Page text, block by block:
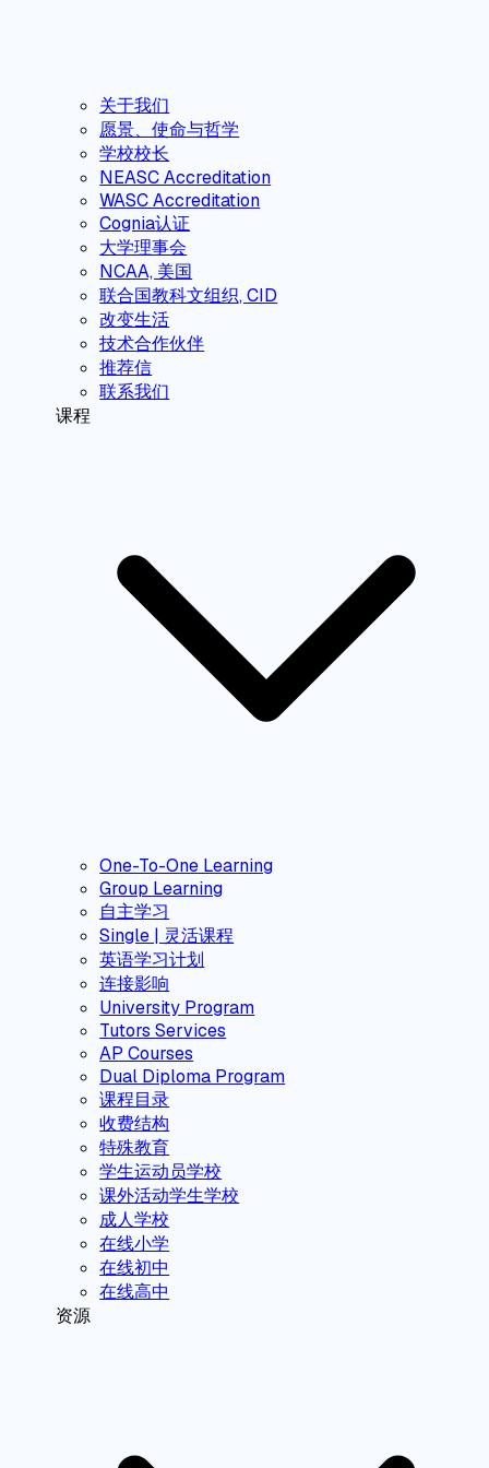
关于我们
愿景、使命与哲学
学校校长
NEASC Accreditation
WASC Accreditation
Cognia认证
大学理事会
NCAA, 美国
联合国教科文组织, CID
改变生活
技术合作伙伴
推荐信
联系我们
课程
One-To-One Learning
Group Learning
自主学习
Single | 灵活课程
英语学习计划
连接影响
University Program
Tutors Services
AP Courses
Dual Diploma Program
课程目录
收费结构
特殊教育
学生运动员学校
课外活动学生学校
成人学校
在线小学
在线初中
在线高中
资源